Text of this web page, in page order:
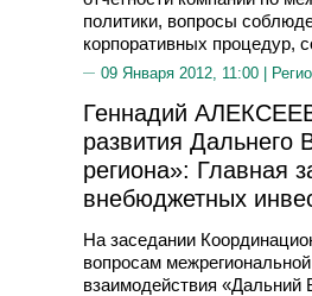
политики, вопросы
корпоративных процедур,
09 Января 2012, 11:00 |
Геннадий
развития Дальнего
региона»: Главная
внебюджетных
На заседании
вопросам
взаимодействия